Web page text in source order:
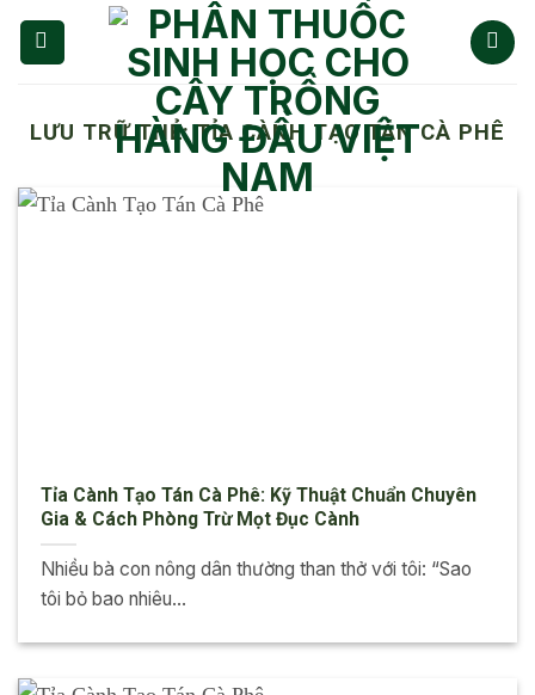
Chuyển
đến
dungLƯU TRỮ THẺ:TỈA CÀNH TẠO TÁN CÀ PHÊ
Tỉa Cành Tạo Tán Cà Phê: Kỹ Thuật Chuẩn Chuyên
Gia & Cách Phòng Trừ Mọt Đục Cành
Nhiều bà con nông dân thường than thở với tôi: “Sao
tôi bỏ bao nhiêu...